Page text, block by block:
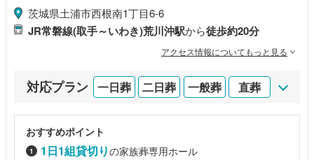
茨城県土浦市西根南1丁目6-6
JR常磐線(取手～いわき)荒川沖駅から徒歩約20分
アクセス情報についてもっと見る
対応プラン 一日葬 二日葬 一般葬 直葬
おすすめポイント
1日1組貸切りの家族葬専用ホール